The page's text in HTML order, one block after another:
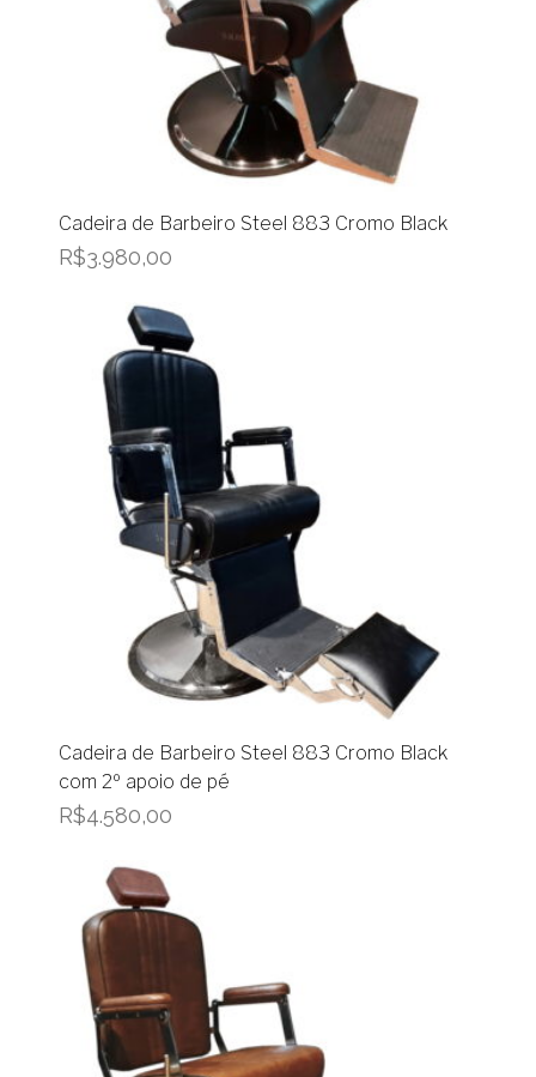
Cadeira de Barbeiro Steel 883 Cromo Black
R$3.980,00
Cadeira de Barbeiro Steel 883 Cromo Black
com 2º apoio de pé
R$4.580,00